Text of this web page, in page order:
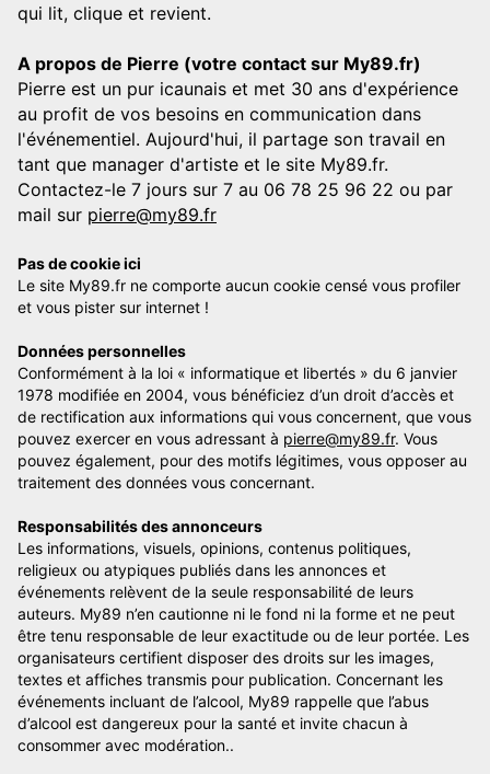
qui lit, clique et revient.
A propos de Pierre (votre contact sur My89.fr)
Pierre est un pur icaunais et met 30 ans d'expérience
au profit de vos besoins en communication dans
l'événementiel. Aujourd'hui, il partage son travail en
tant que manager d'artiste et le site My89.fr.
Contactez-le 7 jours sur 7 au 06 78 25 96 22 ou par
mail sur pierre@my89.fr
Pas de cookie ici
Le site My89.fr ne comporte aucun cookie censé vous profiler
et vous pister sur internet !
Données personnelles
Conformément à la loi « informatique et libertés » du 6 janvier
1978 modifiée en 2004, vous bénéficiez d’un droit d’accès et
de rectification aux informations qui vous concernent, que vous
pouvez exercer en vous adressant à pierre@my89.fr. Vous
pouvez également, pour des motifs légitimes, vous opposer au
traitement des données vous concernant.
Responsabilités des annonceurs
Les informations, visuels, opinions, contenus politiques,
religieux ou atypiques publiés dans les annonces et
événements relèvent de la seule responsabilité de leurs
auteurs. My89 n’en cautionne ni le fond ni la forme et ne peut
être tenu responsable de leur exactitude ou de leur portée. Les
organisateurs certifient disposer des droits sur les images,
textes et affiches transmis pour publication. Concernant les
événements incluant de l’alcool, My89 rappelle que l’abus
d’alcool est dangereux pour la santé et invite chacun à
consommer avec modération..